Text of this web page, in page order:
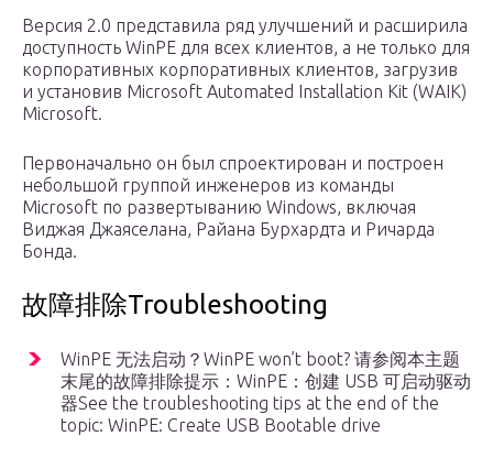
Версия 2.0 представила ряд улучшений и расширила
доступность WinPE для всех клиентов, а не только для
корпоративных корпоративных клиентов, загрузив
и установив Microsoft Automated Installation Kit (WAIK)
Microsoft.
Первоначально он был спроектирован и построен
небольшой группой инженеров из команды
Microsoft по развертыванию Windows, включая
Виджая Джаяселана, Райана Бурхардта и Ричарда
Бонда.
故障排除Troubleshooting
WinPE 无法启动？WinPE won’t boot? 请参阅本主题
末尾的故障排除提示：WinPE：创建 USB 可启动驱动
器See the troubleshooting tips at the end of the
topic: WinPE: Create USB Bootable drive